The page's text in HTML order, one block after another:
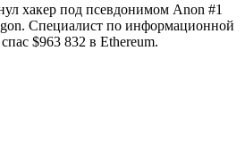
хакер под псевдонимом Anon #1
Специалист по информационной
$963 832 в Ethereum.